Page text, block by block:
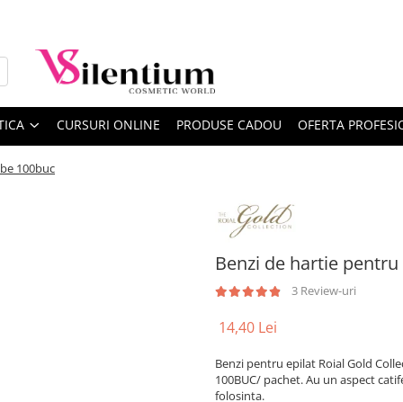
CURSURI ONLINE PRODUSE CADOU OFERTA
100buc
Benzi de hartie
3 Review-uri
14,40 Lei
Benzi pentru epilat Roial Gold
100BUC/ pachet. Au un aspect
folosinta.